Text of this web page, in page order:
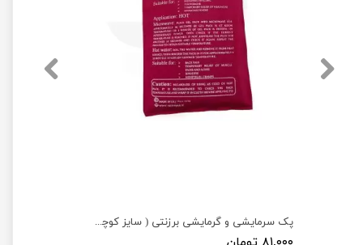
پک سرمایشی و گرمایشی برزنتی ( سایز کوچک 15×11 )